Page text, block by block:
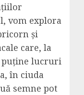
vom explora
și
care, la
puține lucruri
în ciuda
semne pot